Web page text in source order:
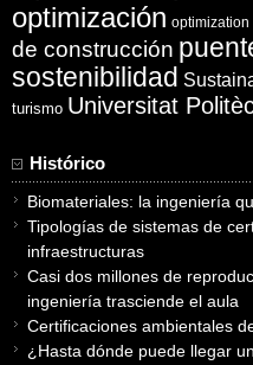
optimización optimization
de construcción
sostenibilidad
turismo Universitat
Histórico
Biomateriales: la ingeniería
Tipologías de sistemas de
infraestructuras
Casi dos millones de
ingeniería trasciende el aula
Certificaciones ambientales
¿Hasta dónde puede llegar